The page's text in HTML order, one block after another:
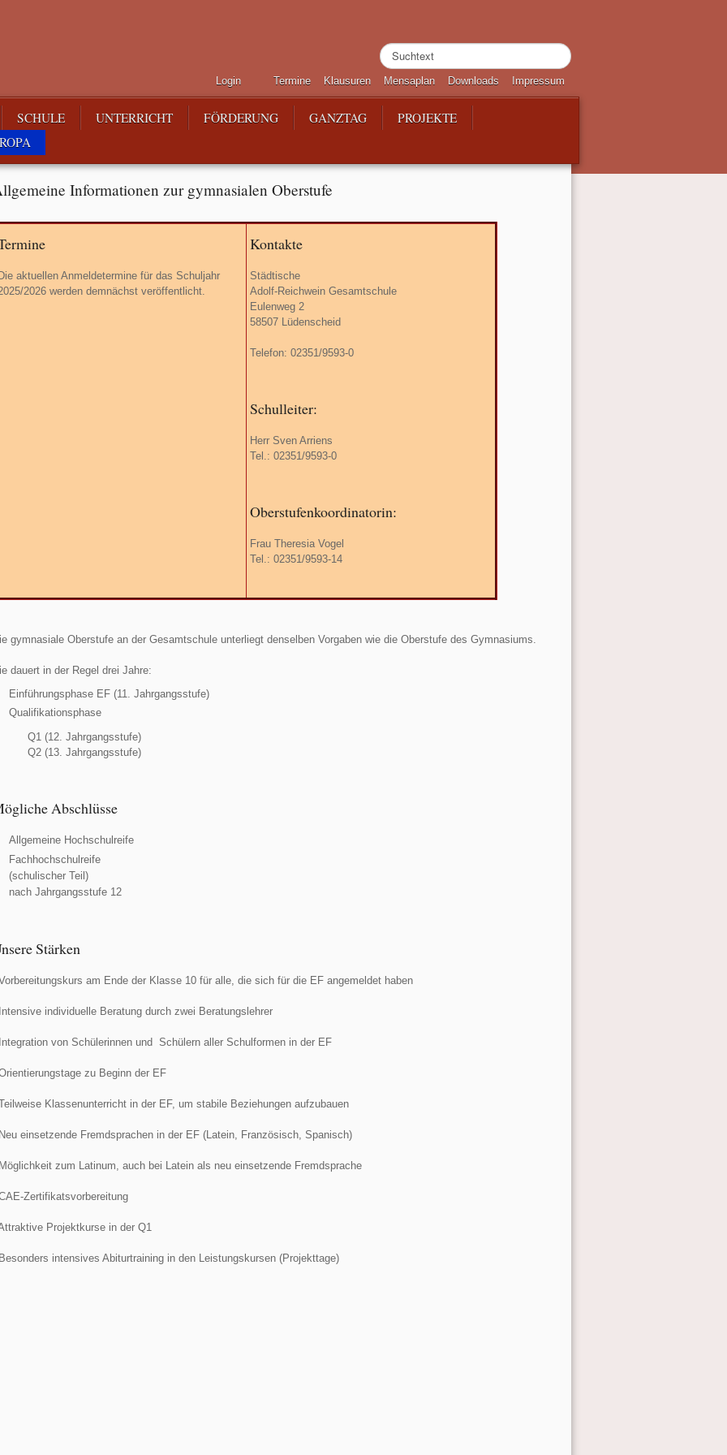
Suchen
...
Login
Termine Klausuren Mensaplan Downloads Impressum
SCHULE UNTERRICHT FÖRDERUNG GANZTAG
PROJEKTE
Informationen zur gymnasialen Oberstufe
aktuellen Anmeldetermine für das Schuljahr
2026 werden demnächst veröffentlicht.
Kontakte
Städtische
Adolf-Reichwein Gesamtschule
Eulenweg 2
58507 Lüdenscheid
Telefon: 02351/9593-0
Schulleiter:
Herr Sven Arriens
Tel.: 02351/9593-0
Oberstufenkoordinatorin:
Frau Theresia Vogel
Tel.: 02351/9593-14
gymnasiale Oberstufe an der Gesamtschule unterliegt denselben Vorgaben wie die Oberstufe des Gymnasiums.
dauert in der Regel drei Jahre:
Einführungsphase EF (11. Jahrgangsstufe)
Qualifikationsphase
(12. Jahrgangsstufe)
(13. Jahrgangsstufe)
Abschlüsse
Allgemeine Hochschulreife
Fachhochschulreife
(schulischer Teil)
nach Jahrgangsstufe 12
Stärken
am Ende der Klasse 10 für alle, die sich für die EF angemeldet haben
individuelle Beratung durch zwei Beratungslehrer
von Schülerinnen und Schülern aller Schulformen in der EF
zu Beginn der EF
Klassenunterricht in der EF, um stabile Beziehungen aufzubauen
einsetzende Fremdsprachen in der EF (Latein, Französisch, Spanisch)
zum Latinum, auch bei Latein als neu einsetzende Fremdsprache
Zertifikatsvorbereitung
Projektkurse in der Q1
intensives Abiturtraining in den Leistungskursen (Projekttage)